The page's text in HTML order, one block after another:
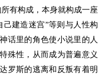
有构成，本身就构成一座
建造迷宫”等则与人性构
话里的角色使小说里的人
殊性，从而成为普遍意义
罗斯的逃离和反叛有着明